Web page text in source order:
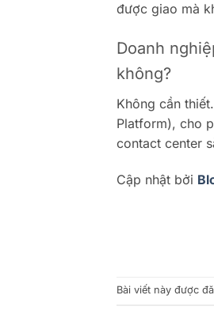
được giao mà
Doanh
không?
Không cần
Platform), cho
contact center
Cập nhật bởi
Bài viết này được